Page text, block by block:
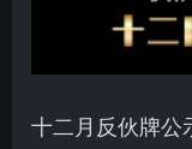
十二月反伙牌公